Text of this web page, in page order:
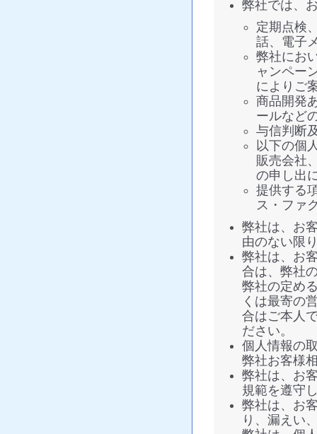
弊社では、
定期点検
話、電子
弊社にお
ャンペー
によりご
商品開発
ールなど
与信判断
以下の個
販売会社
の申し出
提供する
ス・ファ
弊社は、お
由のない限
弊社は、お
合は、弊社
弊社の定め
くは最寄の
合はご本人
ださい。
個人情報の
弊社お客様
弊社は、お
規範を遵守
弊社は、お
り、漏えい